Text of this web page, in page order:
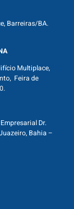
Barreiras/BA.
Multiplace,
Feira de
Dr.
Bahia –